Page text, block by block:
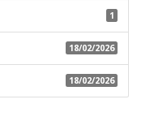
1
18/02/2026
18/02/2026